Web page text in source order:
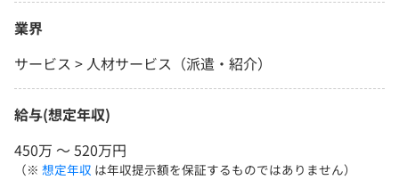
業界
サービス > 人材サービス（派遣・紹介）
給与(想定年収)
450万 〜 520万円
（※ 想定年収 は年収提示額を保証するものではありません）